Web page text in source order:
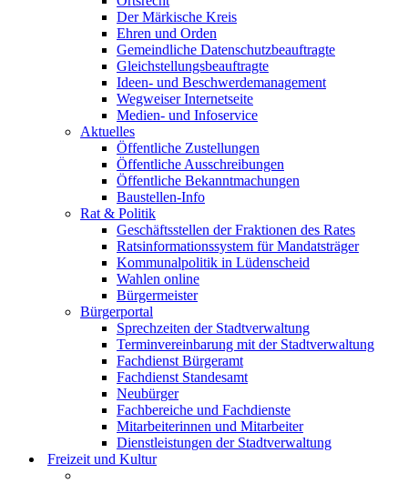
Der Märkische Kreis
Ehren und Orden
Gemeindliche Datenschutzbeauftragte
Gleichstellungsbeauftragte
Ideen- und Beschwerdemanagement
Wegweiser Internetseite
Medien- und Infoservice
Aktuelles
Öffentliche Zustellungen
Öffentliche Ausschreibungen
Öffentliche Bekanntmachungen
Baustellen-Info
Rat & Politik
Geschäftsstellen der Fraktionen des Rates
Ratsinformationssystem für Mandatsträger
Kommunalpolitik in Lüdenscheid
Wahlen online
Bürgermeister
Bürgerportal
Sprechzeiten der Stadtverwaltung
Terminvereinbarung mit der Stadtverwaltung
Fachdienst Bürgeramt
Fachdienst Standesamt
Neubürger
Fachbereiche und Fachdienste
Mitarbeiterinnen und Mitarbeiter
Dienstleistungen der Stadtverwaltung
Freizeit und Kultur